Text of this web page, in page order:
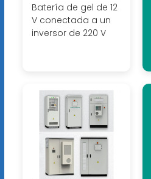
Batería de gel de 12
V conectada a un
inversor de 220 V